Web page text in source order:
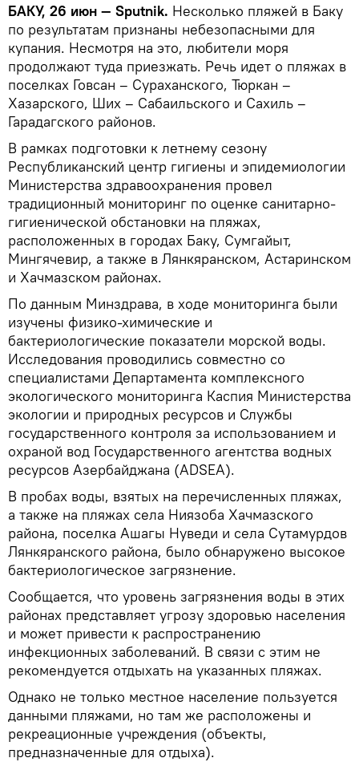
БАКУ, 26 июн — Sputnik. Несколько пляжей в Баку
по результатам признаны небезопасными для
купания. Несмотря на это, любители моря
продолжают туда приезжать. Речь идет о пляжах в
поселках Говсан – Сураханского, Тюркан –
Хазарского, Ших – Сабаильского и Сахиль –
Гарадагского районов.
В рамках подготовки к летнему сезону
Республиканский центр гигиены и эпидемиологии
Министерства здравоохранения провел
традиционный мониторинг по оценке санитарно-
гигиенической обстановки на пляжах,
расположенных в городах Баку, Сумгайыт,
Мингячевир, а также в Лянкяранском, Астаринском
и Хачмазском районах.
По данным Минздрава, в ходе мониторинга были
изучены физико-химические и
бактериологические показатели морской воды.
Исследования проводились совместно со
специалистами Департамента комплексного
экологического мониторинга Каспия Министерства
экологии и природных ресурсов и Службы
государственного контроля за использованием и
охраной вод Государственного агентства водных
ресурсов Азербайджана (ADSEA).
В пробах воды, взятых на перечисленных пляжах,
а также на пляжах села Ниязоба Хачмазского
района, поселка Ашагы Нуведи и села Сутамурдов
Лянкяранского района, было обнаружено высокое
бактериологическое загрязнение.
Сообщается, что уровень загрязнения воды в этих
районах представляет угрозу здоровью населения
и может привести к распространению
инфекционных заболеваний. В связи с этим не
рекомендуется отдыхать на указанных пляжах.
Однако не только местное население пользуется
данными пляжами, но там же расположены и
рекреационные учреждения (объекты,
предназначенные для отдыха).